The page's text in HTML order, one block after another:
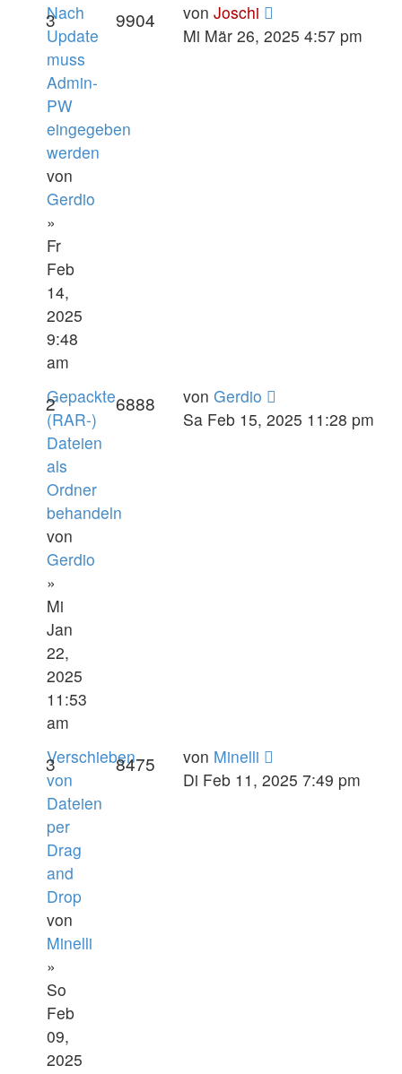
Nach
Update
muss
Admin-
PW
eingegeben
werden
von
Gerdio
»
Fr
Feb
14,
2025
9:48
am
3 9904 von Joschi
Mi Mär 26, 2025 4:57 pm
Gepackte
(RAR-)
Dateien
als
Ordner
behandeln
von
Gerdio
»
Mi
Jan
22,
2025
11:53
am
2 6888 von Gerdio
Sa Feb 15, 2025 11:28 pm
Verschieben
von
Dateien
per
Drag
and
Drop
von
Minelli
»
So
Feb
09,
2025
3 8475 von Minelli
Di Feb 11, 2025 7:49 pm